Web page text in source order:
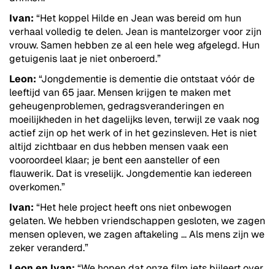
Ivan: “Het koppel Hilde en Jean was bereid om hun
verhaal volledig te delen. Jean is mantelzorger voor zijn
vrouw. Samen hebben ze al een hele weg afgelegd. Hun
getuigenis laat je niet onberoerd.”
Leon: “Jongdementie is dementie die ontstaat vóór de
leeftijd van 65 jaar. Mensen krijgen te maken met
geheugenproblemen, gedragsveranderingen en
moeilijkheden in het dagelijks leven, terwijl ze vaak nog
actief zijn op het werk of in het gezinsleven. Het is niet
altijd zichtbaar en dus hebben mensen vaak een
vooroordeel klaar; je bent een aansteller of een
flauwerik. Dat is vreselijk. Jongdementie kan iedereen
overkomen.”
Ivan: “Het hele project heeft ons niet onbewogen
gelaten. We hebben vriendschappen gesloten, we zagen
mensen opleven, we zagen aftakeling ... Als mens zijn we
zeker veranderd.”